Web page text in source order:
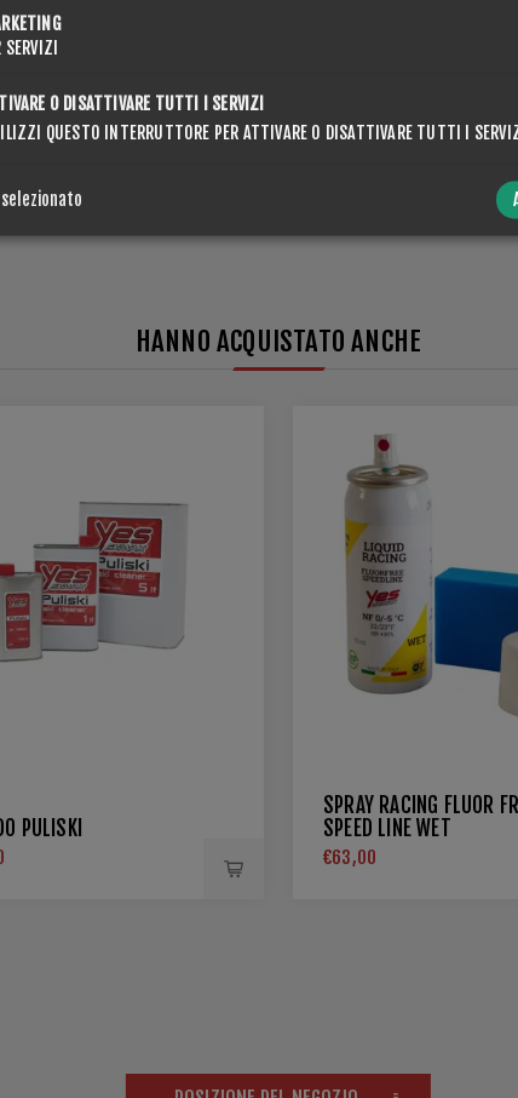
INVIA
HANNO ACQUISTATO ANCHE
PULISKI
SPRAY RACING FLUOR
SPEED LINE WET
€63,00
SERVIZI
O DISATTIVARE TUTTI I SERVIZI
QUESTO INTERRUTTORE PER ATTIVARE O DISATTIVARE TUTTI I